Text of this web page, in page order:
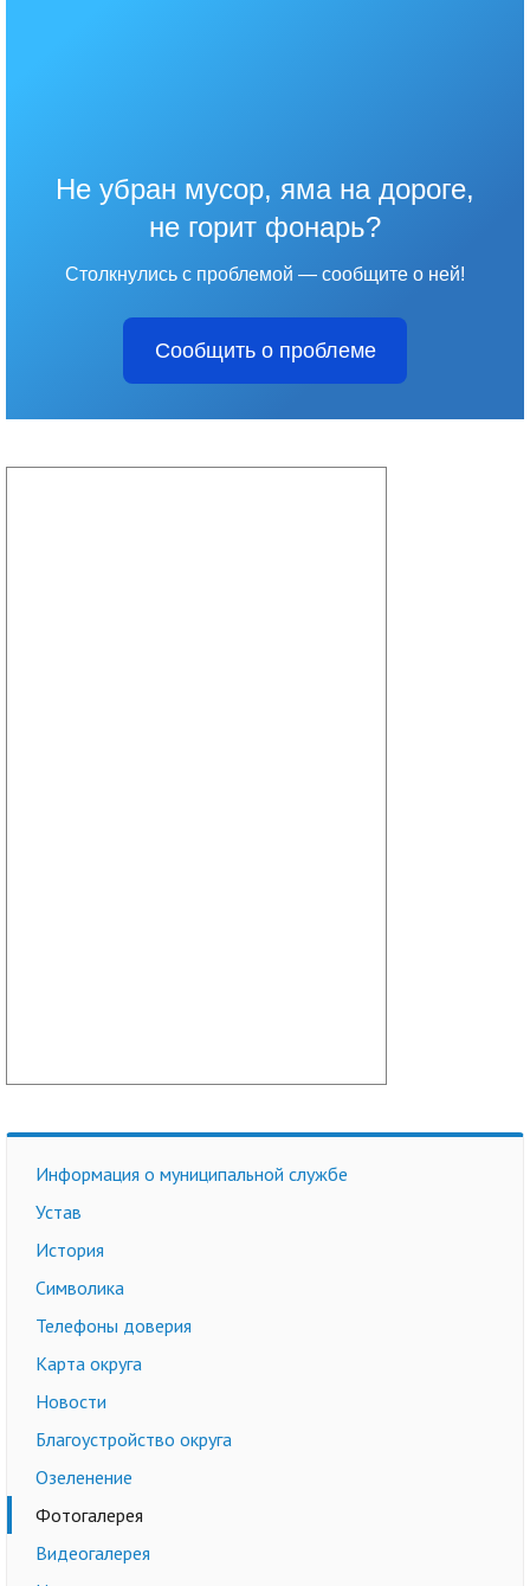
Не убран мусор, яма на дороге,
не горит фонарь?
Столкнулись с проблемой — сообщите о ней!
Сообщить о проблеме
Информация о муниципальной службе
Устав
История
Символика
Телефоны доверия
Карта округа
Новости
Благоустройство округа
Озеленение
Фотогалерея
Видеогалерея